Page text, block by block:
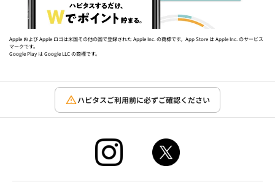
Apple および Apple ロゴは米国その他の国で登録された Apple Inc. の商標です。App Store は Apple Inc. のサービス
マークです。
Google Play は Google LLC の商標です。
ハピタスご利用前に必ずご確認ください